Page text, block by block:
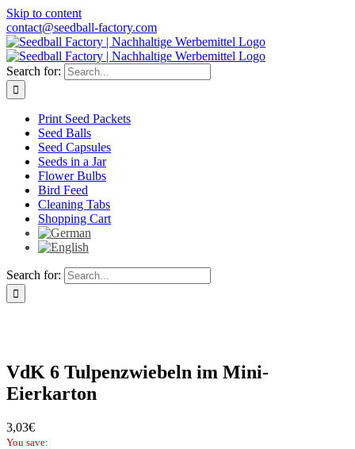
Skip to content
contact@seedball-factory.com
Search for:
Print Seed Packets
Seed Balls
Seed Capsules
Seeds in a Jar
Flower Bulbs
Bird Feed
Cleaning Tabs
Shopping Cart
Search for:
VdK 6 Tulpenzwiebeln im Mini-
Eierkarton
3,03€
You save: